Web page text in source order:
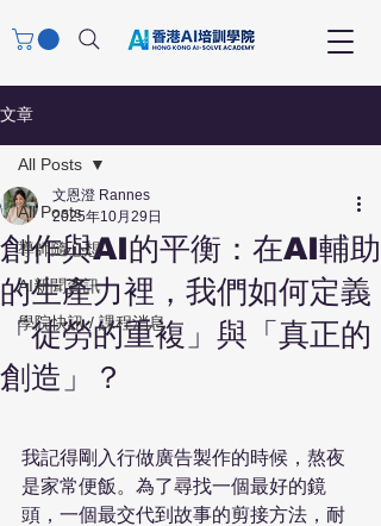
文章
All Posts
導師隨心想
AI新聞資訊
學院快訊 / 課程消息
All Posts
創作與AI的平衡：在AI輔助
的生產力裡，我們如何定義
「徒勞的重複」與「真正的
創造」？
文恩澄 Rannes
2025年10月29日
我記得剛入行做廣告製作的時候，熬夜
是家常便飯。為了尋找一個最好的鏡
頭，一個最交代到故事的剪接方法，耐